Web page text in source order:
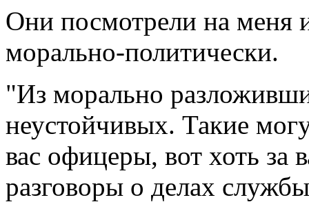
Они посмотрели на меня
морально-политически.
"Из морально
неустойчивых. Такие
вас офицеры, вот хоть за
разговоры о делах